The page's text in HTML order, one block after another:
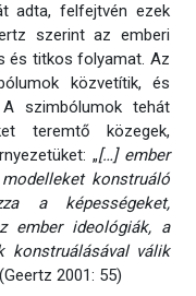
adta, felfejtvén ezek
szerint az emberi
és titkos folyamat. Az
közvetítik, és
szimbólumok tehát
teremtő közegek,
„[…] ember
konstruáló
a képességeket,
ember ideológiák, a
konstruálásával válik
(Geertz 2001: 55)